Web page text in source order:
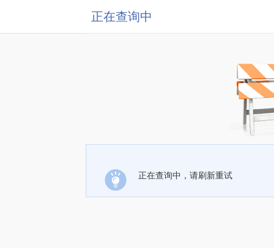
正在查询中
正在查询中，请刷新重试